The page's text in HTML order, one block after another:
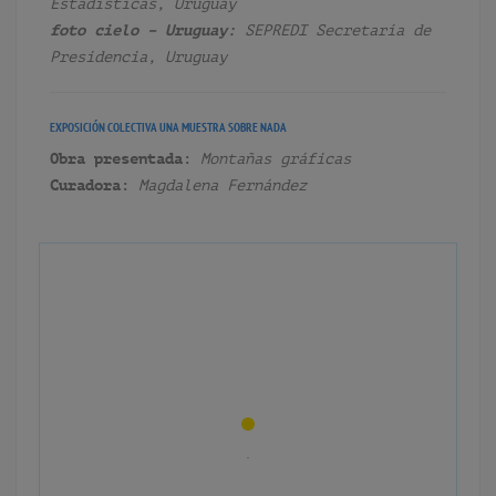
Estadísticas, Uruguay
foto cielo – Uruguay: SEPREDI Secretaría de
Presidencia, Uruguay
EXPOSICIÓN COLECTIVAUNA MUESTRA SOBRE NADA
Obra presentada:
Montañas gráficas
Curadora:
Magdalena Fernández